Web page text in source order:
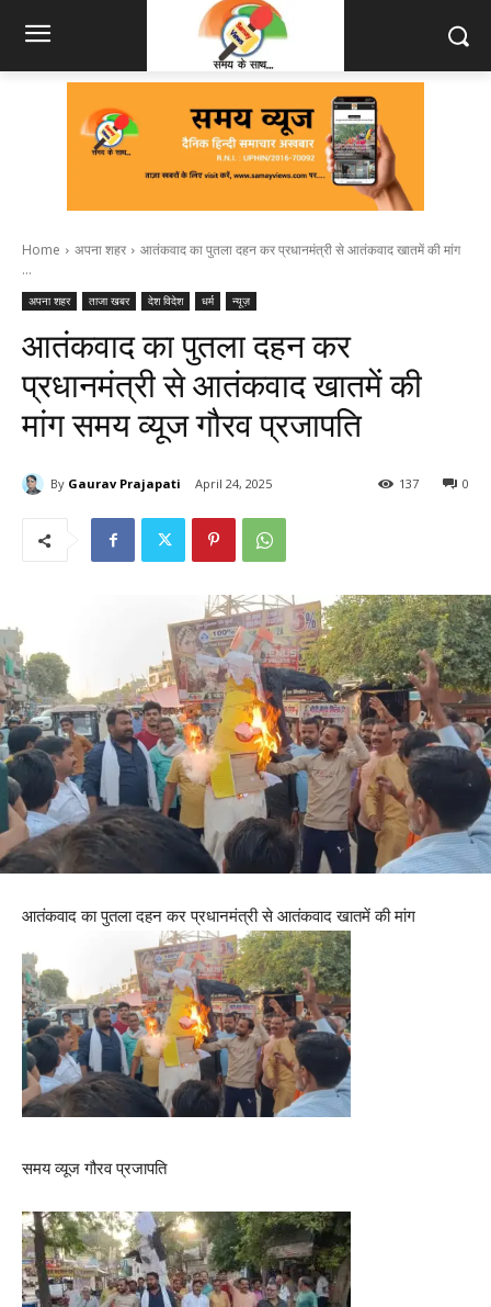
Home अपना शहर
आतंकवाद का पुतला दहन कर प्रधानमंत्री से आतंकवाद खातमें की मांग
...
अपना शहर ताजा खबर देश विदेश धर्म न्यूज़
आतंकवाद का पुतला दहन कर
प्रधानमंत्री से आतंकवाद खातमें की
मांग समय व्यूज गौरव प्रजापति
By Gaurav Prajapati April 24, 2025 0
137
आतंकवाद का पुतला दहन कर प्रधानमंत्री से आतंकवाद खातमें की मांग
समय व्यूज गौरव प्रजापति